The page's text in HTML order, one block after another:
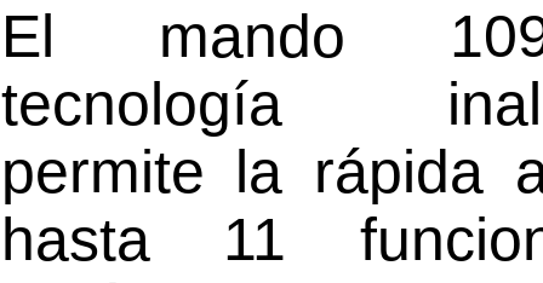
El mando
tecnología
permite la rápida
hasta 11